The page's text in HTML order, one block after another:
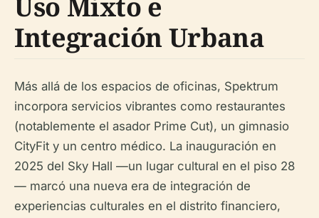
Integración Urbana
Más allá de los espacios de oficinas, Spektrum
incorpora servicios vibrantes como restaurantes
(notablemente el asador Prime Cut), un gimnasio
CityFit y un centro médico. La inauguración en
2025 del Sky Hall —un lugar cultural en el piso 28
— marcó una nueva era de integración de
experiencias culturales en el distrito financiero,